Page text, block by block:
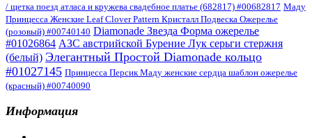
/ щетка поезд атласа и кружева свадебное платье (682817) #00682817 Маду
Принцесса Женские Leaf Clover Pattern Кристалл Подвеска Ожерелье
(розовый) #00740140 Diamonade Звезда Форма ожерелье
#01026864 АЗС австрийской Бурение Лук серьги стержня
(белый) Элегантный Простой Diamonade кольцо
#01027145 Принцесса Персик Маду женские сердца шаблон ожерелье
(красный) #00740090
Информация